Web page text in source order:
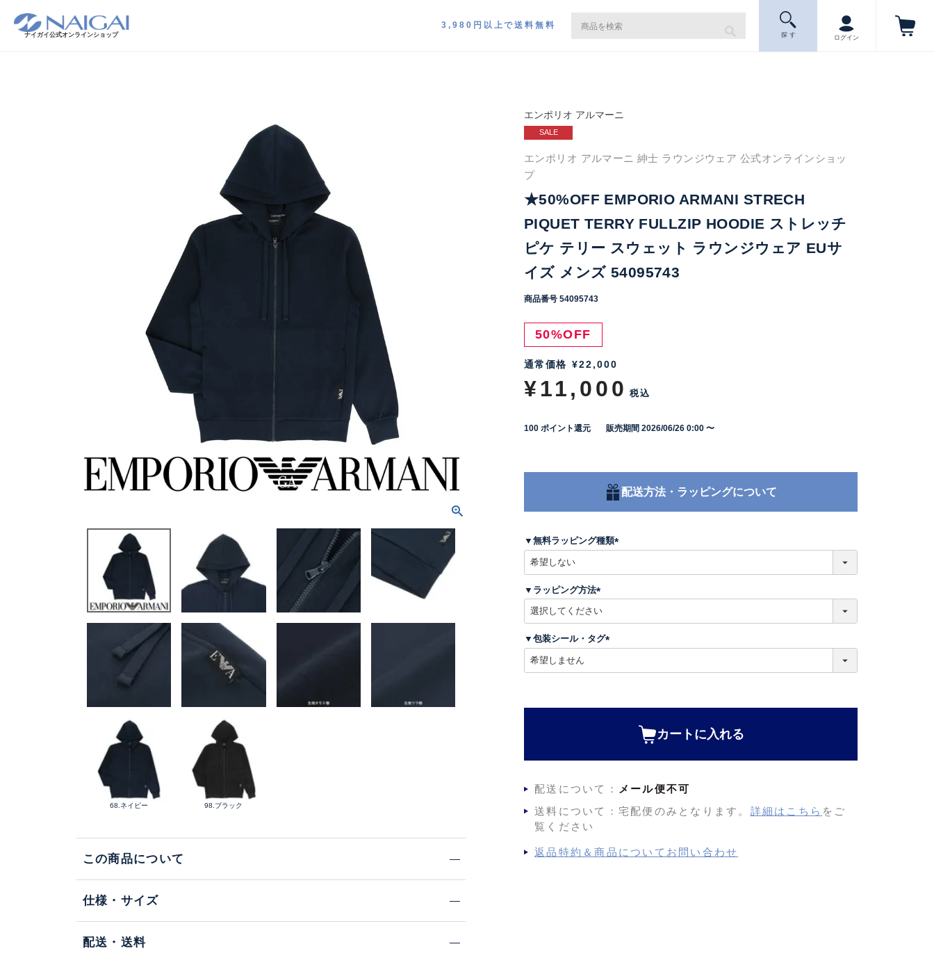
ナイガイ公式オンラインショップ
3,980円以上で送料無料
探 す ログイン
68.ネイビー 98.ブラック
この商品について
仕様・サイズ
配送・送料
エンポリオ アルマーニ
SALE
エンポリオ アルマーニ 紳士 ラウンジウェア 公式オンラインショッ
プ
★50%OFF EMPORIO ARMANI STRECH
PIQUET TERRY FULLZIP HOODIE ストレッチ
ピケ テリー スウェット ラウンジウェア EUサ
イズ メンズ 54095743
商品番号 54095743
50%OFF
通常価格 ¥22,000
¥11,000 税込
100 ポイント還元 販売期間 2026/06/26 0:00 〜
配送方法・ラッピングについて
▼無料ラッピング種類
)
▼ラッピング方法
須
)
▼包装シール・タグ
カートに入れる
配送について：
メール便不可
送料について：宅配便のみとなります。 詳細はこちら をご
覧ください
返品特約＆商品についてお問い合わせ